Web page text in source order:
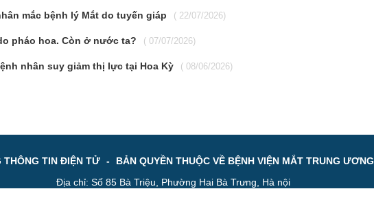
mắc bệnh lý Mắt do tuyến giáp ( 22/07/2026)
pháo hoa. Còn ở nước ta? ( 07/07/2026)
nhân suy giảm thị lực tại Hoa Kỳ ( 08/06/2026)
THÔNG TIN ĐIỆN TỬ -
BẢN QUYỀN THUỘC VỀ BỆNH VIỆN MẮT TRUNG ƯƠNG
Địa chỉ: Số 85 Bà Triệu, Phường Hai Bà Trưng, Hà nội